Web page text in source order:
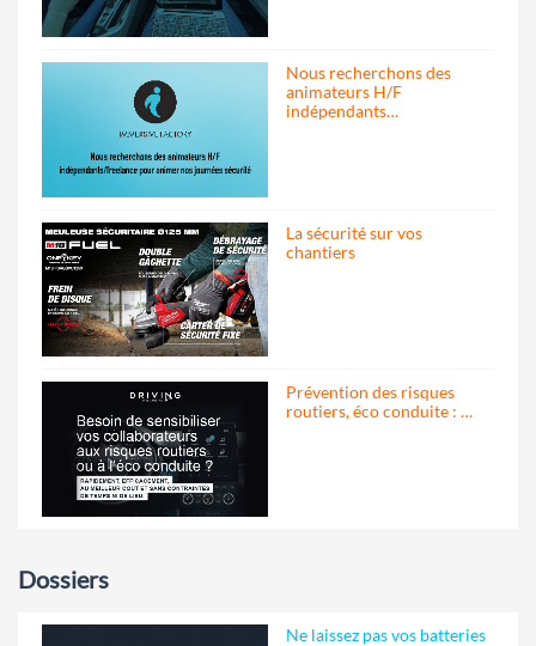
Nous recherchons des
animateurs H/F
indépendants…
La sécurité sur vos
chantiers
Prévention des risques
routiers, éco conduite : …
Dossiers
Ne laissez pas vos batteries